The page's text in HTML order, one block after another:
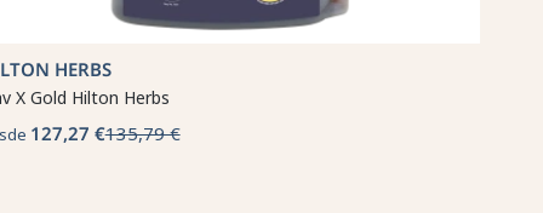
HERBS
X Gold Hilton Herbs
127,27 €135,79 €